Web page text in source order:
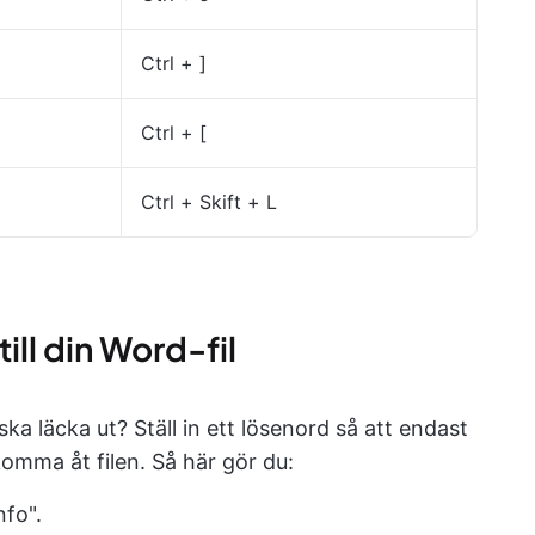
Ctrl + ]
Ctrl + [
Ctrl + Skift + L
din Word-fil
läcka ut? Ställ in ett lösenord så att endast
åt filen. Så här gör du: